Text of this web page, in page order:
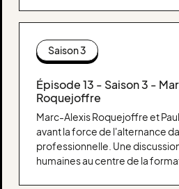
Saison 3
Épisode 13 - Saison 3 -
Roquejoffre
Marc-Alexis Roquejoffre et
avant la force de l'alternance
professionnelle. Une
humaines au centre de la